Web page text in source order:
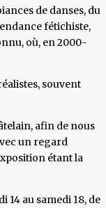
de danses, du
fétichiste,
où, en 2000-
souvent
afin de nous
un regard
étant la
au samedi 18, de